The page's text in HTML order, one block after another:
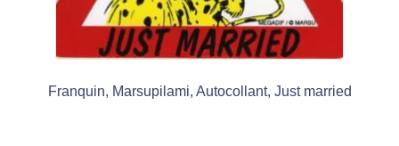
Franquin, Marsupilami, Autocollant, Just married